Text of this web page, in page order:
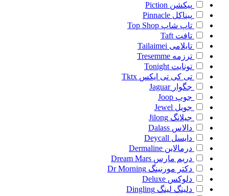
پیکشن Piction
پیناکل Pinnacle
تاپ شاپ Top Shop
تافت Taft
تایلامی Tailaimei
ترزمه Tresemme
تونایت Tonight
تی کی تی ایکس Tktx
جگوار Jaguar
جوپ Joop
جویل Jewel
جیلانگ Jilong
دالاس Dalass
دایسل Deycall
درمالاین Dermaline
دریم مارس Dream Mars
دکتر مورنینگ Dr Morning
دلوکس Deluxe
دلینگ لینگ Dingling